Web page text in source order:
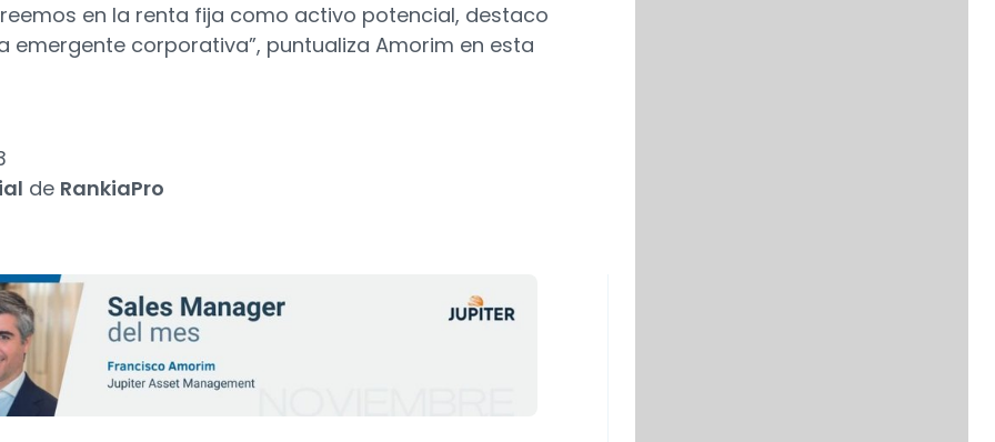
en la renta fija como activo potencial, destaco
emergente corporativa”, puntualiza Amorim en esta
de RankiaPro